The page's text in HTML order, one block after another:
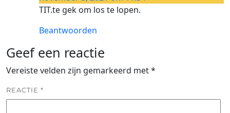
TIT.te gek om los te lopen.
Beantwoorden
Geef een reactie
Vereiste velden zijn gemarkeerd met*
REACTIE *